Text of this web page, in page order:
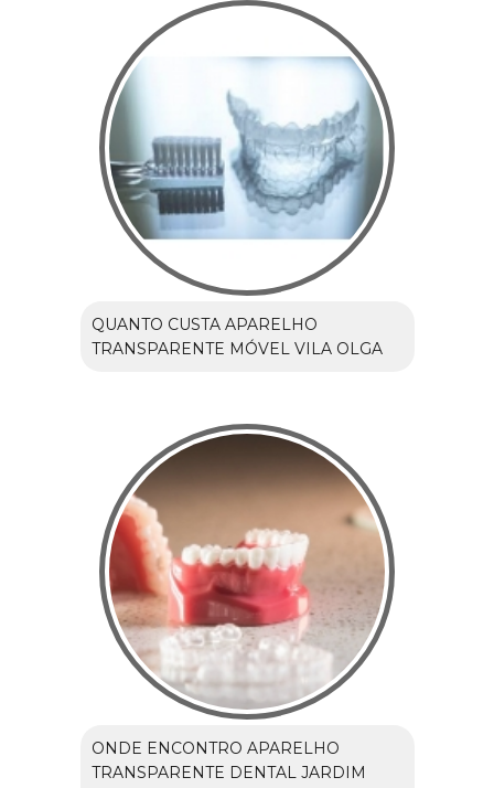
QUANTO CUSTA APARELHO
TRANSPARENTE MÓVEL VILA OLGA
ONDE ENCONTRO APARELHO
TRANSPARENTE DENTAL JARDIM